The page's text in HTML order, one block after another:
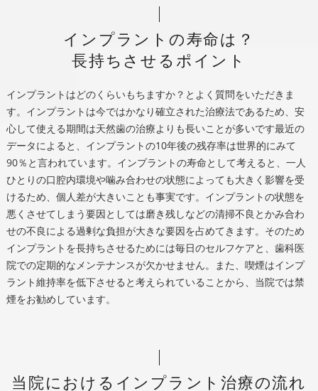
インプラントの寿命は？
長持ちさせるポイント
インプラントはどのくらいもちますか？とよく質問をいただきま
す。インプラントは今ではかなり確立された治療法であるため、安
心して使える期間は天然歯の治療よりも長いことが多いです最近の
データによると、インプラントの10年後の残存率は世界的にみて
90％と言われています。インプラントの寿命として考えると、一人
ひとりの口腔内環境や噛み合わせの状態によっても大きく影響を受
けるため、個人差が大きいことも事実です。インプラントの状態を
悪くさせてしまう要因としては磨き残しなどの清掃不良とかみ合わ
せの不良による過剰な負担が大きな要因を占めてきます。そのため
インプラントを長持ちさせるためには毎日のセルフケアと、歯科医
院での定期的なメンテナンスが欠かせません。また、喫煙はインプ
ラント維持率を低下させると考えられていることから、当院では禁
煙をお勧めしています。
当院におけるインプラント治療の流れ